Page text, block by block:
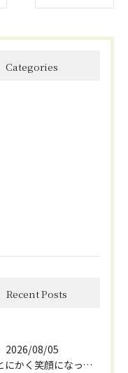
Categories
Recent Posts
2026/08/05
とにかく笑顔になっていただきたくて😊